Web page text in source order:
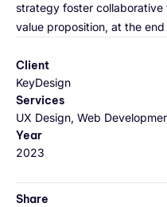
Iniciar sesión
strategy foster
value proposition, at the
Client
KeyDesign
Services
UX Design, Web
Year
2023
Share